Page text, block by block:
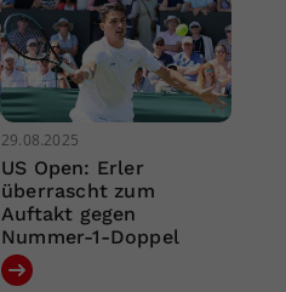
29.08.2025
US Open: Erler
überrascht zum
Auftakt gegen
Nummer-1-Doppel